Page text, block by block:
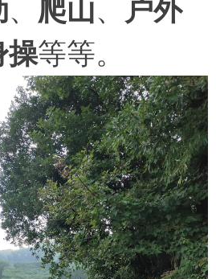
、 爬山、
户外
操等等。